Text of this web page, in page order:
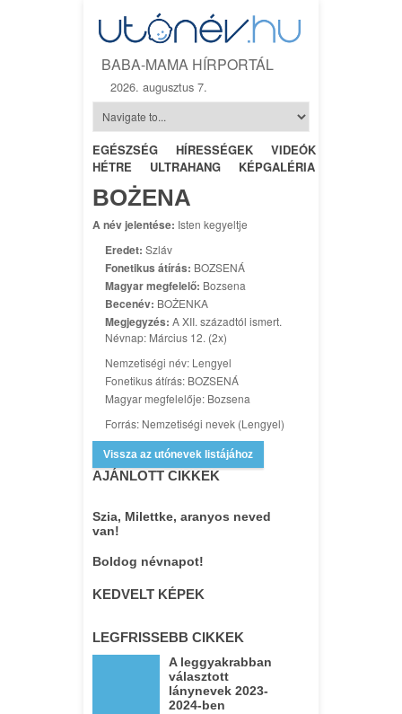
BABA-MAMA HÍRPORTÁL
2026. augusztus 7.
EGÉSZSÉG HÍRESSÉGEK VIDEÓK
HÉTRE
ULTRAHANG KÉPGALÉRIA
BOŻENA
A név jelentése: Isten kegyeltje
Eredet: Szláv
Fonetikus átírás: BOZSENÁ
Magyar megfelelő: Bozsena
Becenév: BOŻENKA
Megjegyzés: A XII. századtól ismert.
Névnap: Március 12. (2x)
Nemzetiségi név: Lengyel
Fonetikus átírás: BOZSENÁ
Magyar megfelelője: Bozsena
Forrás: Nemzetiségi nevek (Lengyel)
Vissza az utónevek listájához
AJÁNLOTT CIKKEK
Szia, Milettke, aranyos neved
van!
Boldog névnapot!
KEDVELT KÉPEK
LEGFRISSEBB CIKKEK
A leggyakrabban
választott
lánynevek 2023-
2024-ben